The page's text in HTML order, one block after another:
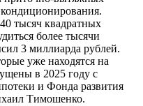
тысяч квадратных
более тысячи
3 миллиарда рублей.
уже находятся на
в 2025 году с
и Фонда развития
Тимошенко.